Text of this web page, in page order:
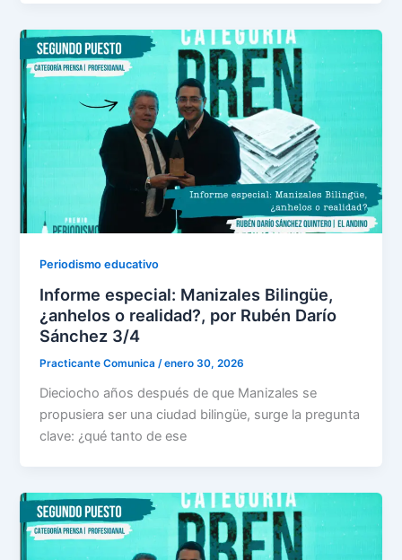
Periodismo educativo
Informe especial: Manizales Bilingüe,
¿anhelos o realidad?, por Rubén Darío
Sánchez 3/4
Practicante Comunica/enero 30, 2026
Dieciocho años después de que Manizales se
propusiera ser una ciudad bilingüe, surge la pregunta
clave: ¿qué tanto de ese